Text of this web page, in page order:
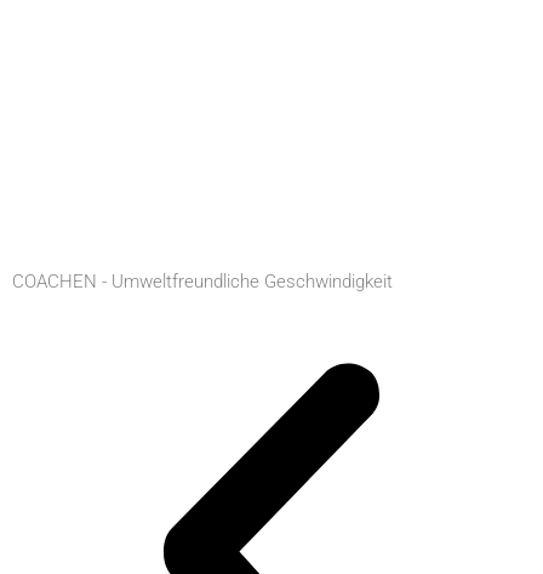
COACHEN - Umweltfreundliche Geschwindigkeit